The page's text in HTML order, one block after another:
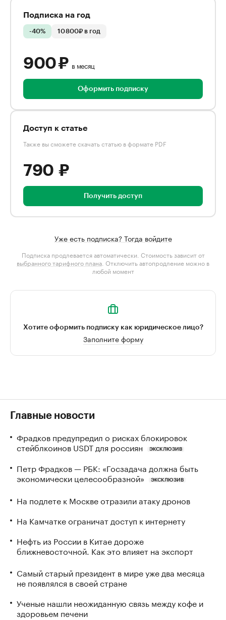
Подписка на год
-40% 10 800₽ в год
900 ₽ в месяц
Оформить подписку
Доступ к статье
Также вы сможете скачать статью в формате PDF
790 ₽
Получить доступ
Уже есть подписка? Тогда войдите
Подписка продлевается автоматически. Стоимость зависит от
выбранного тарифного плана . Отключить автопродление можно в
любой момент
Хотите оформить подписку как юридическое лицо?
Заполните форму
Главные новости
Фрадков предупредил о рисках блокировок
стейблкоинов USDT для россиян
ЭКСКЛЮЗИВ
Петр Фрадков — РБК: «Госзадача должна быть
экономически целесообразной»
ЭКСКЛЮЗИВ
На подлете к Москве отразили атаку дронов
На Камчатке ограничат доступ к интернету
Нефть из России в Китае дороже
ближневосточной. Как это влияет на экспорт
Самый старый президент в мире уже два месяца
не появлялся в своей стране
Ученые нашли неожиданную связь между кофе и
здоровьем печени